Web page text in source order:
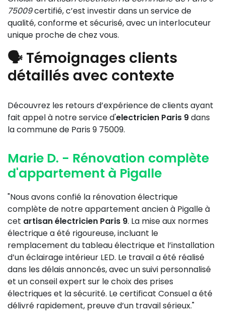
75009certifié, c’est investir dans un service de
qualité, conforme et sécurisé, avec un interlocuteur
unique proche de chez vous.
🗣️ Témoignages clients
détaillés avec contexte
Découvrez les retours d’expérience de clients ayant
fait appel à notre service d'electricien Paris 9dans
la commune de Paris 9 75009.
Marie D. - Rénovation complète
d'appartement à Pigalle
"Nous avons confié la rénovation électrique
complète de notre appartement ancien à Pigalle à
cet artisan électricien Paris 9. La mise aux normes
électrique a été rigoureuse, incluant le
remplacement du tableau électrique et l’installation
d’un éclairage intérieur LED. Le travail a été réalisé
dans les délais annoncés, avec un suivi personnalisé
et un conseil expert sur le choix des prises
électriques et la sécurité. Le certificat Consuel a été
délivré rapidement, preuve d’un travail sérieux."